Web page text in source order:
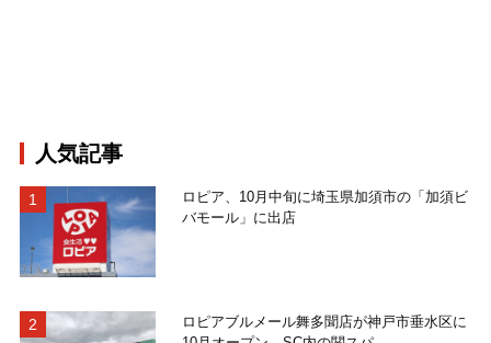
人気記事
ロピア、10月中旬に埼玉県加須市の「加須ビ
バモール」に出店
ロピアブルメール舞多聞店が神戸市垂水区に